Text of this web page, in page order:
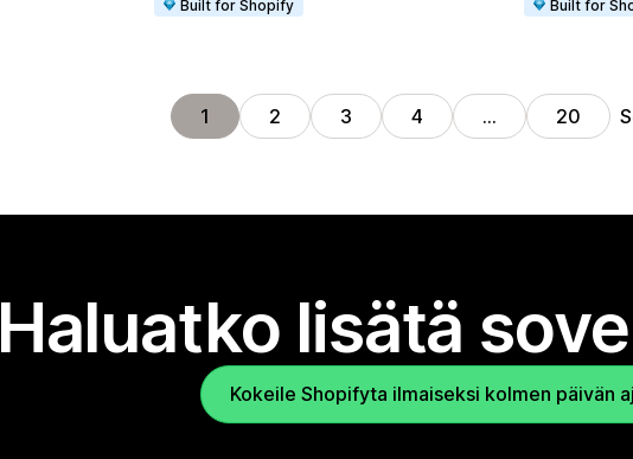
Built for Shopify
Built for
1 2 3 4 … 20
Haluatko lisätä
Kokeile Shopifyta ilmaiseksi kolmen päivän